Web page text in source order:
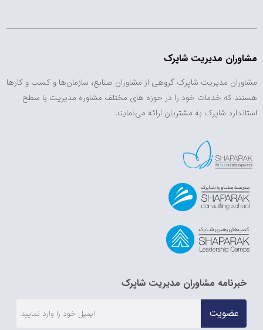
مشاوران مدیریت شاپرک
مشاوران مدیریت شاپرک گروهی از مشاوران صنایع، سازمان‌ها و کسب و کارها
هستند که خدمات خود را در حوزه های مختلف مشاوره مدیریت با سطح
استاندارد شاپرک به مشتریان ارائه می‌نمایند.
خبرنامه مشاوران مدیریت شاپرک
عضویت